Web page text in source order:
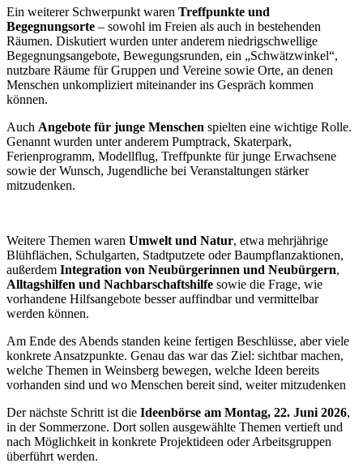
Ein weiterer Schwerpunkt waren Treffpunkte und
Begegnungsorte – sowohl im Freien als auch in bestehenden
Räumen. Diskutiert wurden unter anderem niedrigschwellige
Begegnungsangebote, Bewegungsrunden, ein „Schwätzwinkel“,
nutzbare Räume für Gruppen und Vereine sowie Orte, an denen
Menschen unkompliziert miteinander ins Gespräch kommen
können.
Auch Angebote für junge Menschen spielten eine wichtige Rolle.
Genannt wurden unter anderem Pumptrack, Skaterpark,
Ferienprogramm, Modellflug, Treffpunkte für junge Erwachsene
sowie der Wunsch, Jugendliche bei Veranstaltungen stärker
mitzudenken.
Weitere Themen waren Umwelt und Natur, etwa mehrjährige
Blühflächen, Schulgarten, Stadtputzete oder Baumpflanzaktionen,
außerdem Integration von Neubürgerinnen und Neubürgern,
Alltagshilfen und Nachbarschaftshilfe sowie die Frage, wie
vorhandene Hilfsangebote besser auffindbar und vermittelbar
werden können.
Am Ende des Abends standen keine fertigen Beschlüsse, aber viele
konkrete Ansatzpunkte. Genau das war das Ziel: sichtbar machen,
welche Themen in Weinsberg bewegen, welche Ideen bereits
vorhanden sind und wo Menschen bereit sind, weiter mitzudenken
Der nächste Schritt ist die Ideenbörse am Montag, 22. Juni 2026,
in der Sommerzone. Dort sollen ausgewählte Themen vertieft und
nach Möglichkeit in konkrete Projektideen oder Arbeitsgruppen
überführt werden.